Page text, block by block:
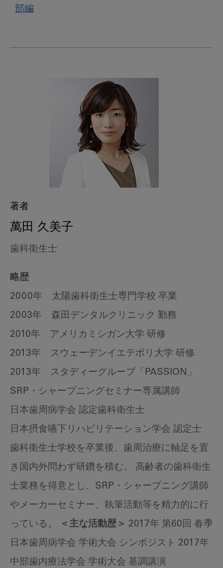
部編
著者
萬田 久美子
歯科衛生士
略歴
2000年 太陽歯科衛生士専門学校 卒業
2003年 森田デンタルクリニック 勤務
2010年 アメリカミシガン大学 研修
2013年 スウェーデンイエテボリ大学 研修
2013年 スタディーグループ「PASSION」
SRP・シャープニングセミナー専属講師
日本歯周病学会 認定歯科衛生士
日本摂食嚥下リハビリテーション学会 認定士
歯科衛生士学校を卒業後、歯周治療に軸足を置
き国内外問わず研鑽を積む。 高齢者の歯科衛生
士業務を得意とし、SRP・シャープニング講師
やメーカーセミナー、執筆活動等を精力的に行
っている。
＜主な活動歴＞ 2017年 第60回 春季
日本歯周病学会 学術大会 シンポジスト 2017年
中部歯内療法学会 学術大会 基調講演